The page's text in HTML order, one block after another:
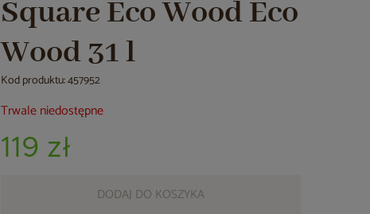
Square Eco Wood Eco
Wood 31 l
Kod produktu: 457952
Trwale niedostępne
119 zł
DODAJ DO KOSZYKA